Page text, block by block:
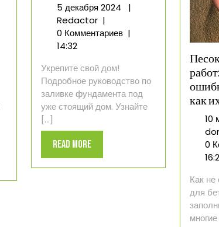
5 декабря 2024
2024
|
RedactorКак
заливать
стоящий
дом
|
0 Комментариев |
14:32
Укрепите свой дом!
Подробное руководство по
заливке фундамента под
уже стоящий дом. Узнайте
[...]
Read MoreRead
More
как
10
0
Как
для